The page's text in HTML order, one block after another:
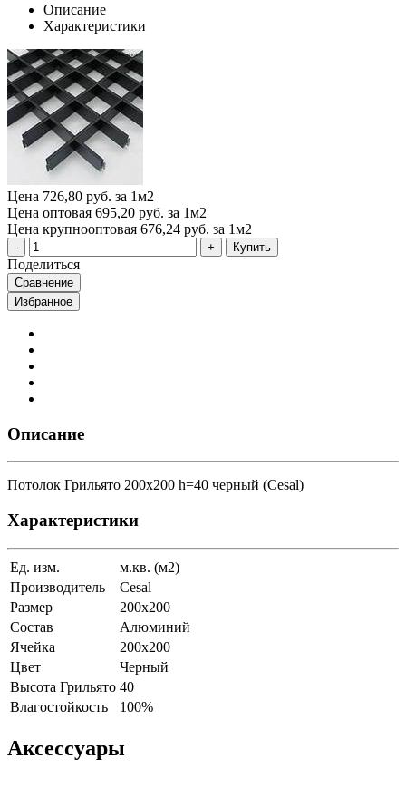
Описание
Характеристики
Цена 726,80 руб. за 1м2
Цена оптовая 695,20 руб. за 1м2
Цена крупнооптовая 676,24 руб. за 1м2
Купить
Поделиться
Сравнение
Избранное
Описание
Потолок Грильято 200x200 h=40 черный (Cesal)
Характеристики
Ед. изм.
м.кв. (м2)
Производитель
Cesal
Размер
200x200
Состав
Алюминий
Ячейка
200х200
Цвет
Черный
Высота Грильято 40
Влагостойкость
100%
Аксессуары